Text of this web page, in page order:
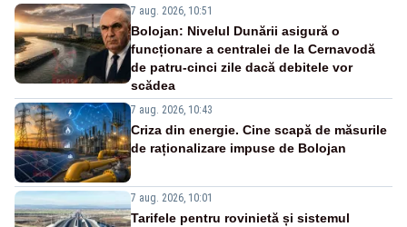
7 aug. 2026, 10:51
Bolojan: Nivelul Dunării asigură o
funcționare a centralei de la Cernavodă
de patru-cinci zile dacă debitele vor
scădea
7 aug. 2026, 10:43
Criza din energie. Cine scapă de măsurile
de raționalizare impuse de Bolojan
7 aug. 2026, 10:01
Tarifele pentru rovinietă și sistemul